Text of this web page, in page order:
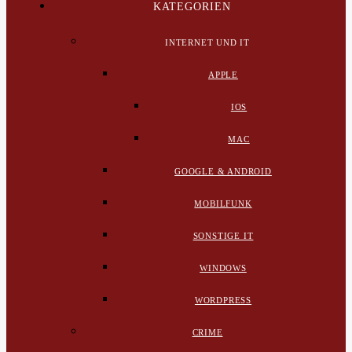
KATEGORIEN
INTERNET UND IT
APPLE
IOS
MAC
GOOGLE & ANDROID
MOBILFUNK
SONSTIGE IT
WINDOWS
WORDPRESS
CRIME